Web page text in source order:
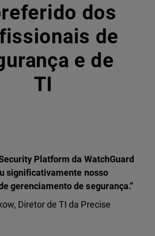
dos
de
e de
TI
Platform da WatchGuard
significativamente nosso
gerenciamento de segurança.”
Diretor de TI da Precise